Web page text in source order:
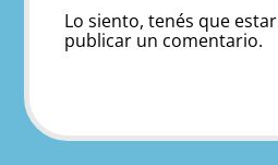
Lo siento, tenés que estar
publicar un comentario.